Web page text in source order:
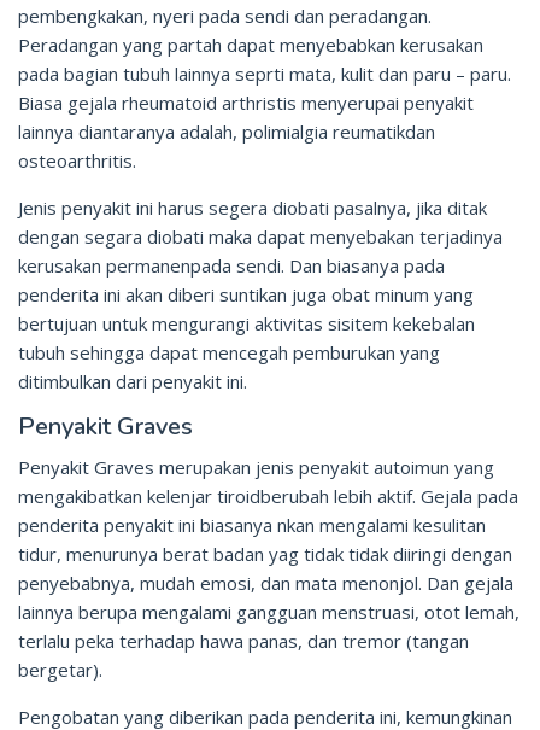
pembengkakan, nyeri pada sendi dan peradangan.
Peradangan yang partah dapat menyebabkan kerusakan
pada bagian tubuh lainnya seprti mata, kulit dan paru – paru.
Biasa gejala rheumatoid arthristis menyerupai penyakit
lainnya diantaranya adalah, polimialgia reumatikdan
osteoarthritis.
Jenis penyakit ini harus segera diobati pasalnya, jika ditak
dengan segara diobati maka dapat menyebakan terjadinya
kerusakan permanenpada sendi. Dan biasanya pada
penderita ini akan diberi suntikan juga obat minum yang
bertujuan untuk mengurangi aktivitas sisitem kekebalan
tubuh sehingga dapat mencegah pemburukan yang
ditimbulkan dari penyakit ini.
Penyakit Graves
Penyakit Graves merupakan jenis penyakit autoimun yang
mengakibatkan kelenjar tiroidberubah lebih aktif. Gejala pada
penderita penyakit ini biasanya nkan mengalami kesulitan
tidur, menurunya berat badan yag tidak tidak diiringi dengan
penyebabnya, mudah emosi, dan mata menonjol. Dan gejala
lainnya berupa mengalami gangguan menstruasi, otot lemah,
terlalu peka terhadap hawa panas, dan tremor (tangan
bergetar).
Pengobatan yang diberikan pada penderita ini, kemungkinan